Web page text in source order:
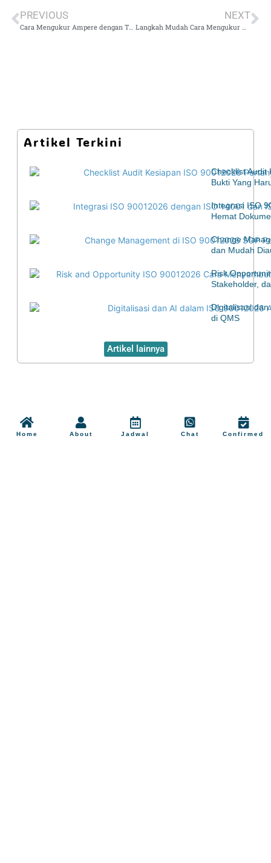
PREVIOUS NEXT
Artikel Terkini
Checklist Audit
Bukti Yang
Integrasi ISO
Hemat
Change
dan Mudah
Risk
Stakeholder,
Digitalisasi
di QMS
Artikel lainnya
Home About Jadwal Chat Confirmed